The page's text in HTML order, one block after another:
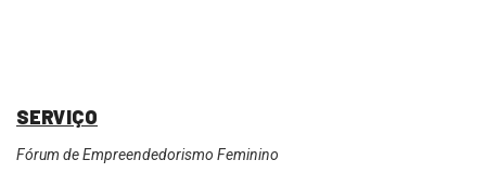
SERVIÇO
Fórum de Empreendedorismo Feminino